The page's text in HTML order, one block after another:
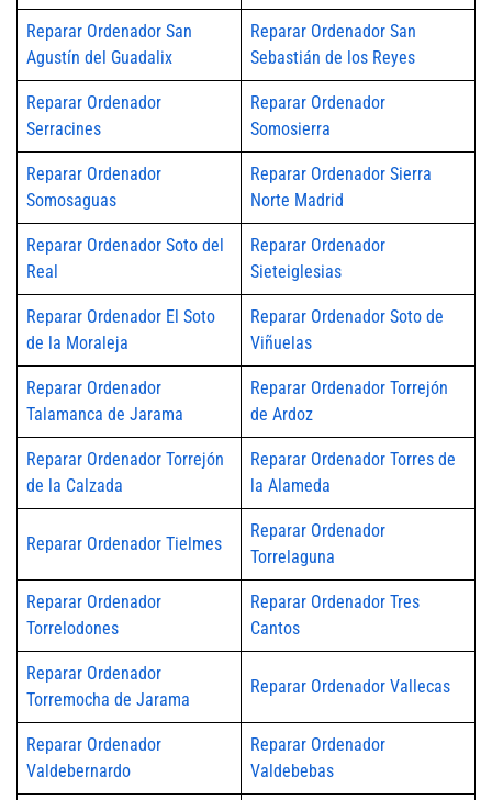
Reparar Ordenador San
Agustín del Guadalix
Reparar Ordenador San
Sebastián de los Reyes
Reparar Ordenador
Serracines
Reparar Ordenador
Somosierra
Reparar Ordenador
Somosaguas
Reparar Ordenador Sierra
Norte Madrid
Reparar Ordenador Soto del
Real
Reparar Ordenador
Sieteiglesias
Reparar Ordenador El Soto
de la Moraleja
Reparar Ordenador Soto de
Viñuelas
Reparar Ordenador
Talamanca de Jarama
Reparar Ordenador Torrejón
de Ardoz
Reparar Ordenador Torrejón
de la Calzada
Reparar Ordenador Torres de
la Alameda
Reparar Ordenador Tielmes
Reparar Ordenador
Torrelaguna
Reparar Ordenador
Torrelodones
Reparar Ordenador Tres
Cantos
Reparar Ordenador
Torremocha de Jarama
Reparar Ordenador Vallecas
Reparar Ordenador
Valdebernardo
Reparar Ordenador
Valdebebas